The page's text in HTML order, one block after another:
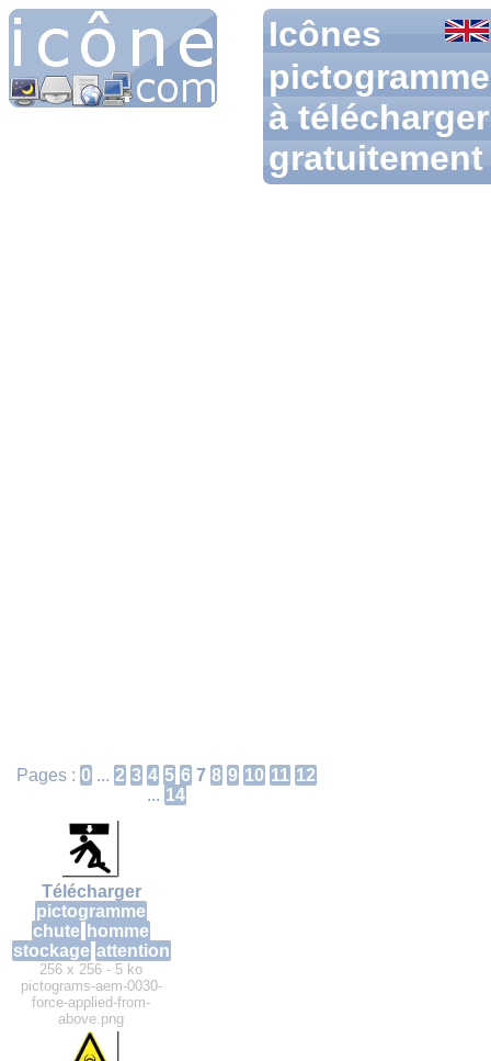
Icônes
pictogramme
à télécharger
gratuitement
Pages : 0 ... 2 3 4 5 6 7 8 9 10 11 12
... 14
Télécharger
pictogramme
chute homme
stockage attention
256 x 256 - 5 ko
pictograms-aem-0030-
force-applied-from-
above.png